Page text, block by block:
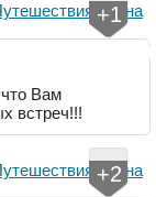
НЕ на
+1
Вам
встреч!!!
НЕ на
+2